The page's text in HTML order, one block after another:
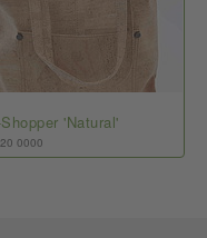
'Natural'
0000